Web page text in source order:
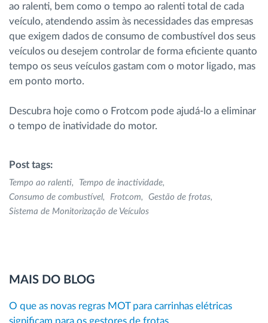
ao ralenti, bem como o tempo ao ralenti total de cada
veículo, atendendo assim às necessidades das empresas
que exigem dados de consumo de combustível dos seus
veículos ou desejem controlar de forma eficiente quanto
tempo os seus veículos gastam com o motor ligado, mas
em ponto morto.
Descubra hoje como o Frotcom pode ajudá-lo a eliminar
o tempo de inatividade do motor.
Post tags:
Tempo ao ralenti
Tempo de inactividade
Consumo de combustível
Frotcom
Gestão de frotas
Sistema de Monitorização de Veículos
MAIS DO BLOG
O que as novas regras MOT para carrinhas elétricas